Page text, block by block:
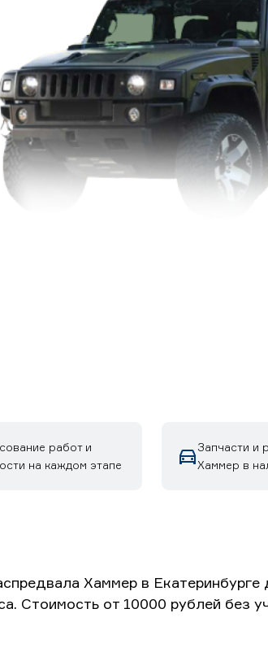
работ и
на каждом этапе
Запчасти и
Хаммер в
Хаммер в
Стоимость от 10000 рублей без